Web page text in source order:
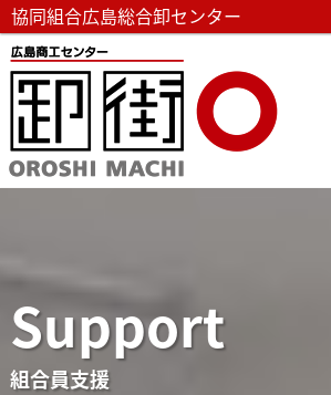
協同組合広島総合卸センター
Support
組合員支援